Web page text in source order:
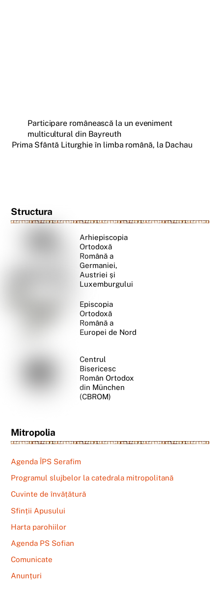
Participare românească la un eveniment
multicultural din Bayreuth
Prima Sfântă Liturghie în limba română, la Dachau
Structura
Arhiepiscopia
Ortodoxă
Română a
Germaniei,
Austriei și
Luxemburgului
Episcopia
Ortodoxă
Română a
Europei de Nord
Centrul
Bisericesc
Român Ortodox
din München
(CBROM)
Mitropolia
Agenda ÎPS Serafim
Programul slujbelor la catedrala mitropolitană
Cuvinte de învățătură
Sfinții Apusului
Harta parohiilor
Agenda PS Sofian
Comunicate
Anunțuri